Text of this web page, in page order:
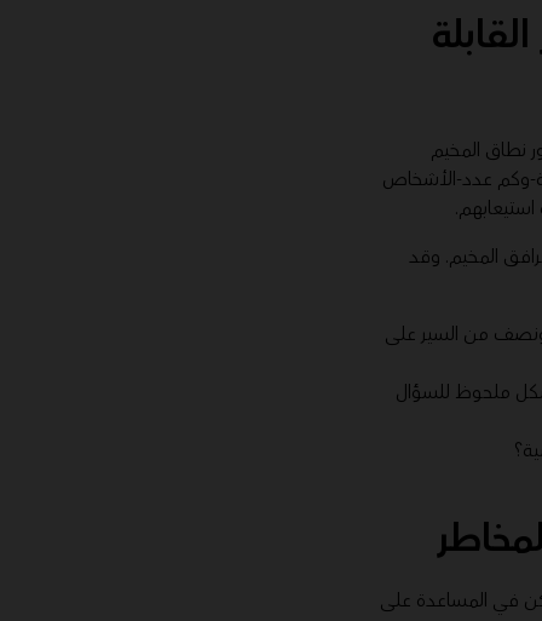
نطاق المخيم
وكم عدد-الأشخاص
المخيم. وقد
ونصف من السير على
ملحوظ للسؤال
في المساعدة على